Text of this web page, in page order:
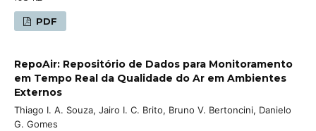
PDF
RepoAir: Repositório de Dados para Monitoramento
em Tempo Real da Qualidade do Ar em Ambientes
Externos
Thiago I. A. Souza, Jairo I. C. Brito, Bruno V. Bertoncini, Danielo
G. Gomes